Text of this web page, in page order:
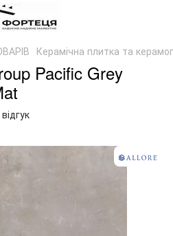
Керамічна плитка та
Pacific Grey